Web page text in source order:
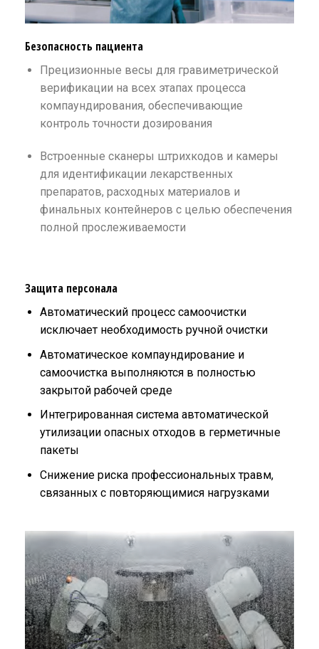
Безопасность пациента
Прецизионные весы для гравиметрической
верификации на всех этапах процесса
компаундирования, обеспечивающие
контроль точности дозирования
Встроенные сканеры штрихкодов и камеры
для идентификации лекарственных
препаратов, расходных материалов и
финальных контейнеров с целью обеспечения
полной прослеживаемости
Защита персонала
Автоматический процесс самоочистки
исключает необходимость ручной очистки
Автоматическое компаундирование и
самоочистка выполняются в полностью
закрытой рабочей среде
Интегрированная система автоматической
утилизации опасных отходов в герметичные
пакеты
Снижение риска профессиональных травм,
связанных с повторяющимися нагрузками